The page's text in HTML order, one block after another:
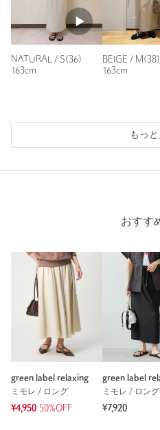
参考になった
投稿日： 2026年6月3日
やや長いと感じます。サンダル
るかもと期待してます。
性別：女性
年代： 30代後半
身長：
160cm
普段の着用サイズ：
4人が参考になったと回答
参考になった
NATURAL / S(36)
163cm
BEIGE / M(38)
163cm
もっ
おすす
green label relaxing
ミモレ / ロング
¥4,950 50%OFF
green label
ミモレ / ロング
¥7,920